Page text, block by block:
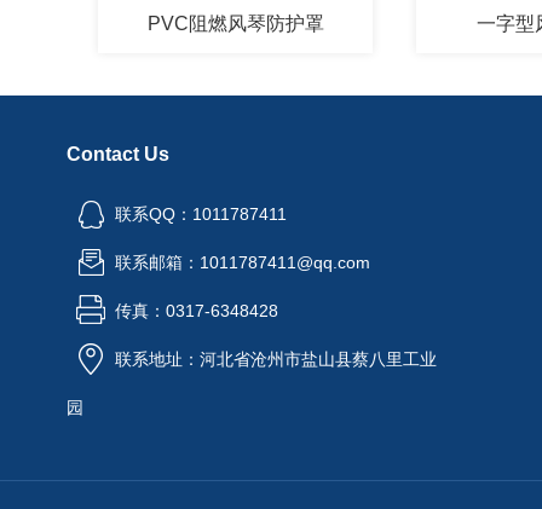
PVC阻燃风琴防护罩 一字型风琴
Contact Us
联系QQ：1011787411
联系邮箱：1011787411@qq.com
传真：0317-6348428
联系地址：河北省沧州市盐山县蔡八里工业
园